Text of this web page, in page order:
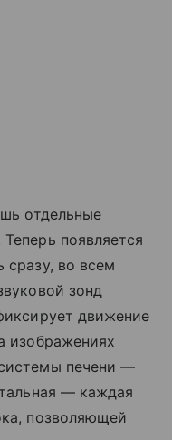
отдельные
появляется
сразу, во всем
зонд
движение
изображениях
печени —
— каждая
позволяющей